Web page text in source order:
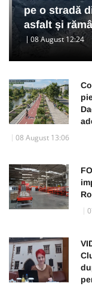
pe o stradă
asfalt și
08 August 12:24
08 August 13:06